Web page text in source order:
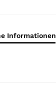
r
t
Informationen